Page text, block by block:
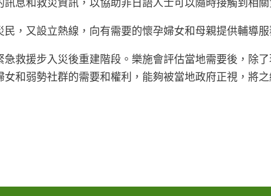
息和救災資訊，以協助非日語人士可以隨時接觸到相關
，又設立熱線，向有需要的懷孕婦女和母親提供輔導
救援步入災後重建階段。樂施會評估當地需要後，除
和弱勢社群的需要和權利，能夠被當地政府正視，將之